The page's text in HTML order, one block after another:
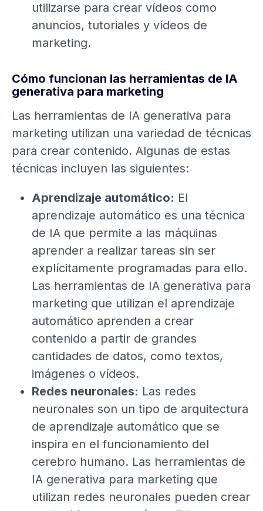
utilizarse para crear vídeos como
anuncios, tutoriales y vídeos de
marketing.
Cómo funcionan las herramientas de IA
generativa para marketing
Las herramientas de IA generativa para
marketing utilizan una variedad de técnicas
para crear contenido. Algunas de estas
técnicas incluyen las siguientes:
Aprendizaje automático: El
aprendizaje automático es una técnica
de IA que permite a las máquinas
aprender a realizar tareas sin ser
explícitamente programadas para ello.
Las herramientas de IA generativa para
marketing que utilizan el aprendizaje
automático aprenden a crear
contenido a partir de grandes
cantidades de datos, como textos,
imágenes o vídeos.
Redes neuronales: Las redes
neuronales son un tipo de arquitectura
de aprendizaje automático que se
inspira en el funcionamiento del
cerebro humano. Las herramientas de
IA generativa para marketing que
utilizan redes neuronales pueden crear